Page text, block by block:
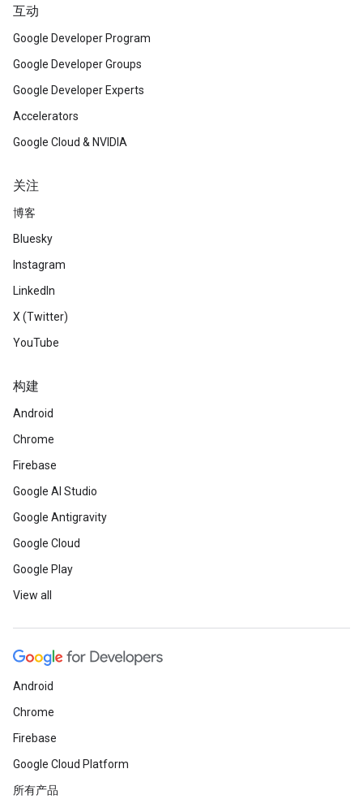
互动
Google Developer Program
Google Developer Groups
Google Developer Experts
Accelerators
Google Cloud & NVIDIA
关注
博客
Bluesky
Instagram
LinkedIn
X (Twitter)
YouTube
构建
Android
Chrome
Firebase
Google AI Studio
Google Antigravity
Google Cloud
Google Play
View all
Android
Chrome
Firebase
Google Cloud Platform
所有产品